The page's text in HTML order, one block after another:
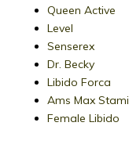
Queen Active
Level
Senserex
Dr. Becky
Libido Forca
Ams Max
Female Libido